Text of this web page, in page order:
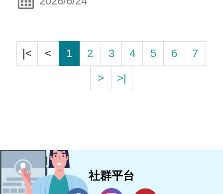
|< < 1 2 3 4 5 6
7
>
>|
社群平台